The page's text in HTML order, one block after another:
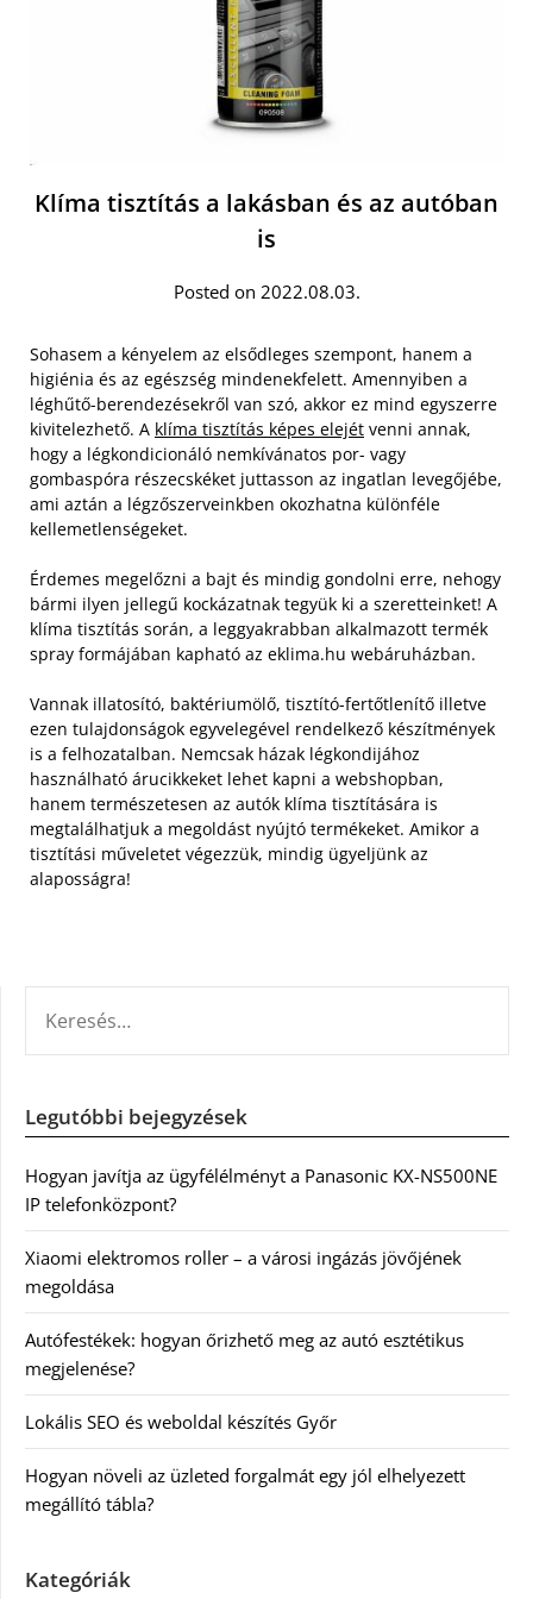
Klíma tisztítás a lakásban és az autóban
is
Posted on 2022.08.03.
Sohasem a kényelem az elsődleges szempont, hanem a
higiénia és az egészség mindenekfelett. Amennyiben a
léghűtő-berendezésekről van szó, akkor ez mind egyszerre
kivitelezhető. A klíma tisztítás képes elejét venni annak,
hogy a légkondicionáló nemkívánatos por- vagy
gombaspóra részecskéket juttasson az ingatlan levegőjébe,
ami aztán a légzőszerveinkben okozhatna különféle
kellemetlenségeket.
Érdemes megelőzni a bajt és mindig gondolni erre, nehogy
bármi ilyen jellegű kockázatnak tegyük ki a szeretteinket! A
klíma tisztítás során, a leggyakrabban alkalmazott termék
spray formájában kapható az eklima.hu webáruházban.
Vannak illatosító, baktériumölő, tisztító-fertőtlenítő illetve
ezen tulajdonságok egyvelegével rendelkező készítmények
is a felhozatalban. Nemcsak házak légkondijához
használható árucikkeket lehet kapni a webshopban,
hanem természetesen az autók klíma tisztítására is
megtalálhatjuk a megoldást nyújtó termékeket. Amikor a
tisztítási műveletet végezzük, mindig ügyeljünk az
alaposságra!
Legutóbbi bejegyzések
Hogyan javítja az ügyfélélményt a Panasonic KX-NS500NE
IP telefonközpont?
Xiaomi elektromos roller – a városi ingázás jövőjének
megoldása
Autófestékek: hogyan őrizhető meg az autó esztétikus
megjelenése?
Lokális SEO és weboldal készítés Győr
Hogyan növeli az üzleted forgalmát egy jól elhelyezett
megállító tábla?
Kategóriák